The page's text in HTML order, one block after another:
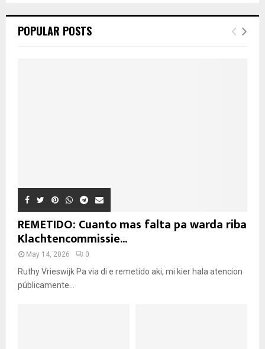
POPULAR POSTS
REMETIDO: Cuanto mas falta pa warda riba
Klachtencommissie...
May 14, 2026 0
Ruthy Vrieswijk Pa via di e remetido aki, mi kier hala atencion
públicamente...